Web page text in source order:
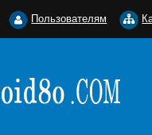
Пользователям